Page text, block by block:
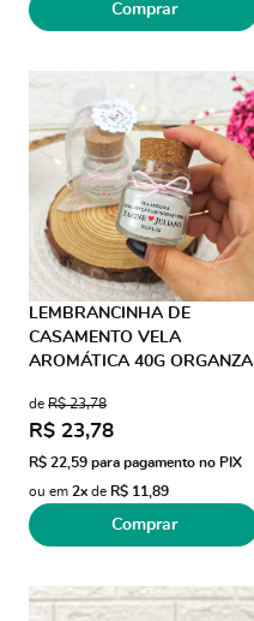
Comprar
LEMBRANCINHA DE
CASAMENTO VELA
AROMÁTICA 40G ORGANZA
TRANSPARENTE
de R$ 23,78
R$ 23,78
R$ 22,59 para pagamento no PIX
ou em 2x de R$ 11,89
Comprar